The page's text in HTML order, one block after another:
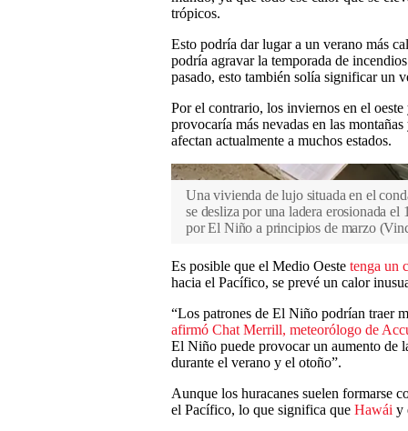
trópicos.
Esto podría dar lugar a un verano más
podría agravar la temporada de
pasado, esto también solía significar un
Por el contrario, los inviernos en el
provocaría más nevadas en las
afectan actualmente a muchos estados.
Una vivienda de lujo situada en el
se desliza por una ladera erosionada
por El Niño a principios de marzo (
Es posible que el Medio Oeste tenga un
hacia el Pacífico, se prevé un calor
“Los patrones de El Niño podrían traer
afirmó Chat Merrill, meteorólogo de
El Niño puede provocar un aumento de
durante el verano y el otoño”.
Aunque los huracanes suelen formarse
el Pacífico, lo que significa que Hawái y